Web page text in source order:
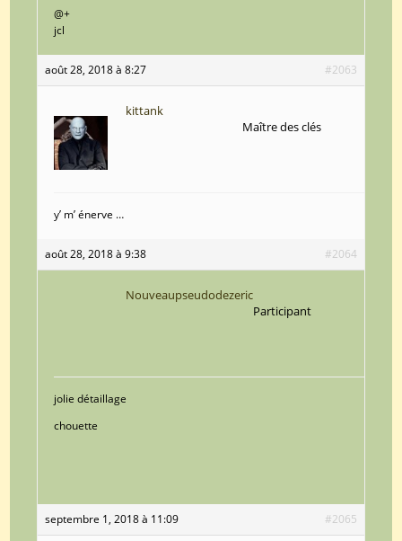
@+
jcl
août 28, 2018 à 8:27 #2063
kittank
Maître des clés
y’ m’ énerve …
août 28, 2018 à 9:38 #2064
Nouveaupseudodezeric
Participant
jolie détaillage
chouette
septembre 1, 2018 à 11:09 #2065